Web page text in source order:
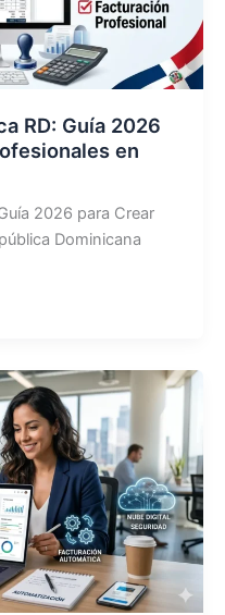
RD: Guía 2026
en
2026 para Crear
Dominicana